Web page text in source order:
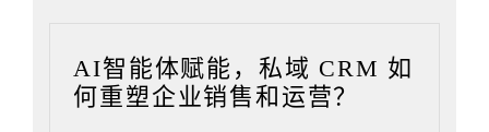
AI智能体赋能，私域 CRM 如
何重塑企业销售和运营？